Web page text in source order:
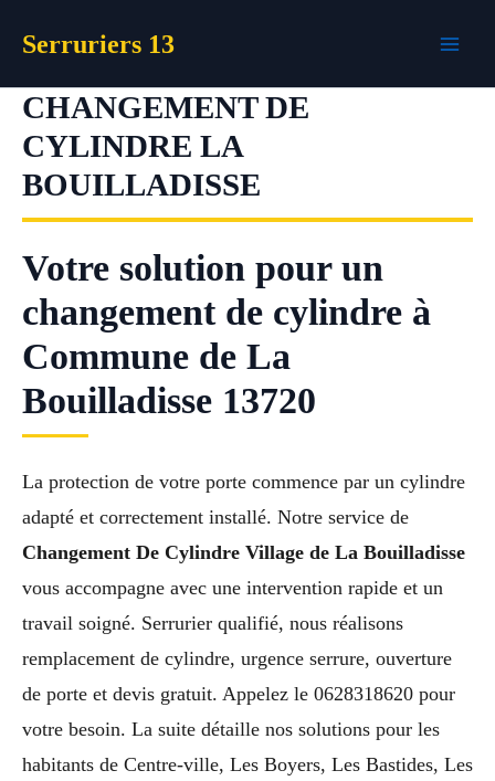
Serruriers 13
CHANGEMENT DE
CYLINDRE LA
BOUILLADISSE
Votre solution pour un
changement de cylindre à
Commune de La
Bouilladisse 13720
La protection de votre porte commence par un cylindre
adapté et correctement installé. Notre service de
Changement De Cylindre Village de La Bouilladisse
vous accompagne avec une intervention rapide et un
travail soigné. Serrurier qualifié, nous réalisons
remplacement de cylindre, urgence serrure, ouverture
de porte et devis gratuit. Appelez le 0628318620 pour
votre besoin. La suite détaille nos solutions pour les
habitants de Centre-ville, Les Boyers, Les Bastides, Les